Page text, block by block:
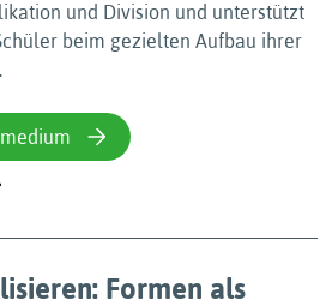
und Division und unterstützt
beim gezielten Aufbau ihrer
Formen als